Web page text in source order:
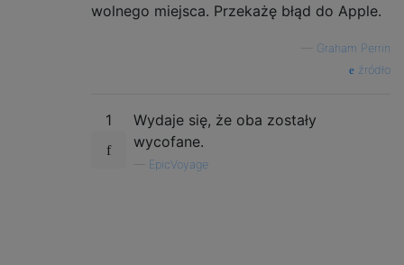
wolnego miejsca. Przekażę błąd do Apple.
Graham Perrin
źródło
1
Wydaje się, że oba zostały
wycofane.
EpicVoyage